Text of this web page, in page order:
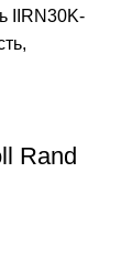
IIRN30K-
Rand